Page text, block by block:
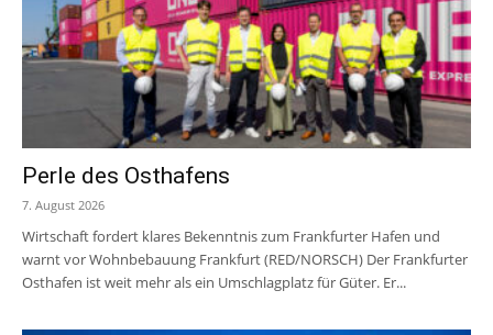
Perle des Osthafens
7. August 2026
Wirtschaft fordert klares Bekenntnis zum Frankfurter Hafen und
warnt vor Wohnbebauung Frankfurt (RED/NORSCH) Der Frankfurter
Osthafen ist weit mehr als ein Umschlagplatz für Güter. Er...